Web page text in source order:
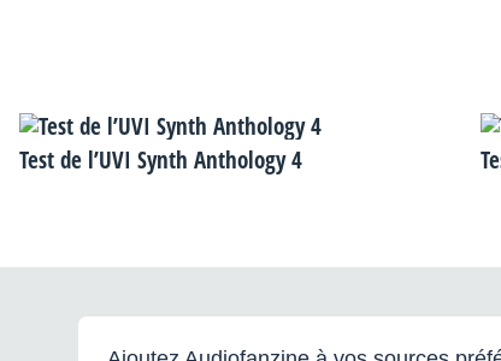
Test de l’UVI Synth Anthology 4